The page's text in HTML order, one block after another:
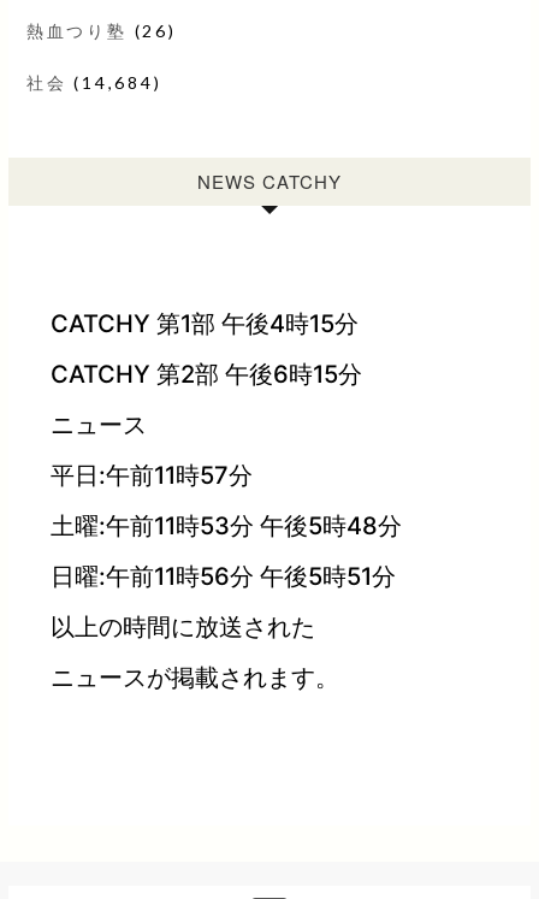
熱血つり塾 (26)
社会 (14,684)
NEWS CATCHY
CATCHY 第1部 午後4時15分
CATCHY 第2部 午後6時15分
ニュース
平日:午前11時57分
土曜:午前11時53分 午後5時48分
日曜:午前11時56分 午後5時51分
以上の時間に放送された
ニュースが掲載されます。